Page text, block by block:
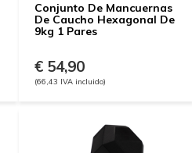
Conjunto De Mancuernas
De Caucho Hexagonal De
9kg 1 Pares
€ 54,90
(66,43 IVA incluido)